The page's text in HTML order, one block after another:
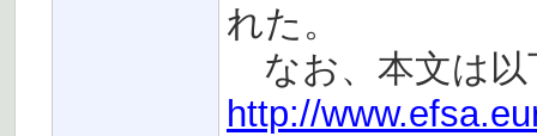
れた。
なお、本文は以
http://